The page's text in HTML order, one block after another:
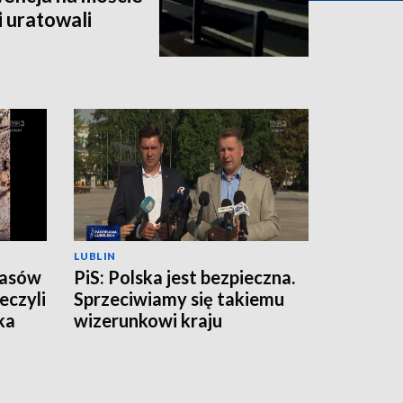
uratowali
LUBLIN
PiS: Polska jest bezpieczna.
Sprzeciwiamy się takiemu
wizerunkowi kraju